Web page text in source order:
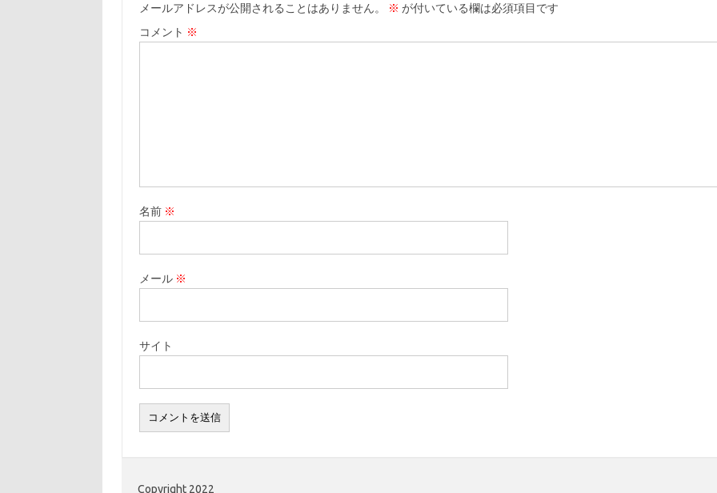
メールアドレスが公開されることはありません。 ※ が付いている欄は必須項目です
コメント ※
名前 ※
メール ※
サイト
Copyright 2022